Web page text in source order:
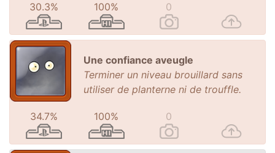
30.3% 100% 0
Une confiance aveugle
Terminer un niveau brouillard sans
utiliser de planterne ni de trouffle.
34.7% 100% 0